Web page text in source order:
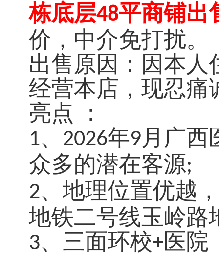
栋底层48平商铺出
价，中介免打扰。
出售原因：因本人
经营本店，现忍痛
亮点
：
1、 2026年9 月广西
众多的潜在客源;
2、地理位置优越
地铁二号线玉岭路
3、三面环校+医院